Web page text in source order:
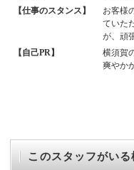
【仕事のスタンス】
お客様
ていた
が、頑
【自己PR】
横須賀
爽やか
このスタッフがい